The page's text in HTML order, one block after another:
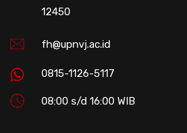
12450
fh@upnvj.ac.id
0815-1126-5117
08:00 s/d 16:00 WIB